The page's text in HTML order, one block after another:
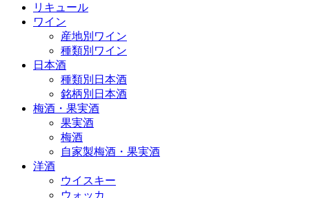
リキュール
ワイン
産地別ワイン
種類別ワイン
日本酒
種類別日本酒
銘柄別日本酒
梅酒・果実酒
果実酒
梅酒
自家製梅酒・果実酒
洋酒
ウイスキー
ウォッカ